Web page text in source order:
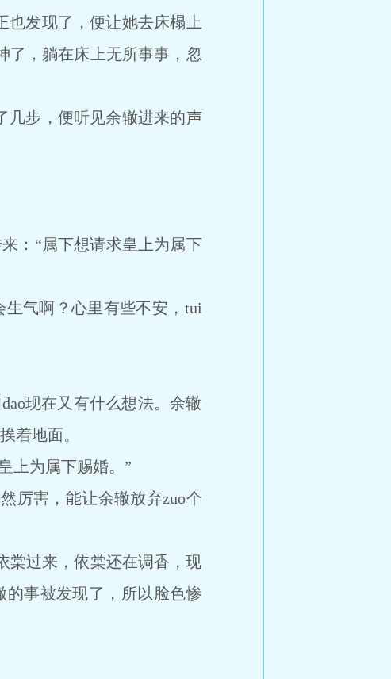
发现了，便让她去床榻上
了，躺在床上无所事事，忽
步，便听见余辙进来的声
：“属下想请求皇上为属下
气啊？心里有些不安，tui
现在又有什么想法。余辙
着地面。
为属下赐婚。”
害，能让余辙放弃zuo个
过来，依棠还在调香，现
的事被发现了，所以脸色惨